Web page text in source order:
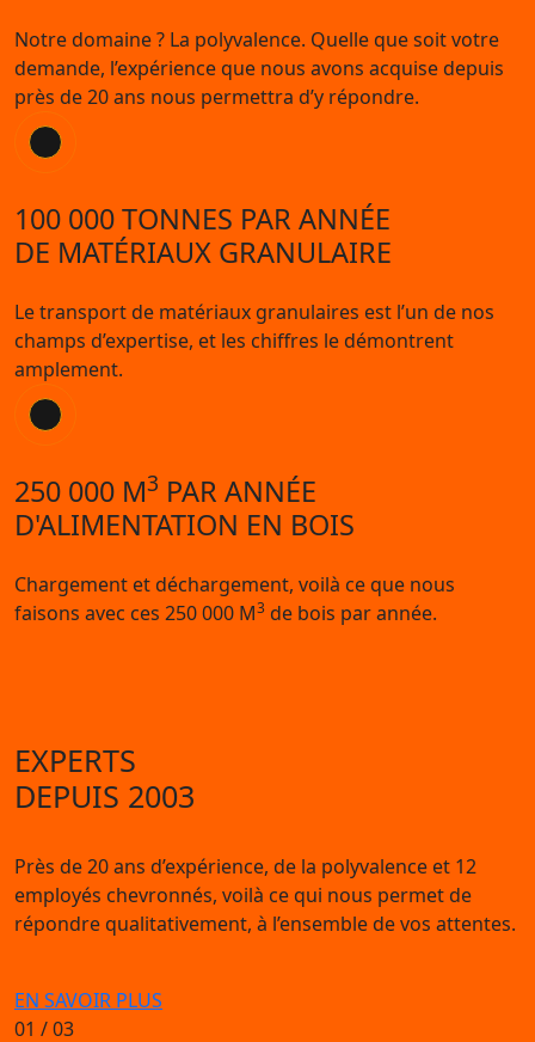
Notre domaine ? La polyvalence. Quelle que soit votre
demande, l’expérience que nous avons acquise depuis
près de 20 ans nous permettra d’y répondre.
100 000 TONNES PAR ANNÉE
DE MATÉRIAUX GRANULAIRE
Le transport de matériaux granulaires est l’un de nos
champs d’expertise, et les chiffres le démontrent
amplement.
250 000 M3 PAR ANNÉE
D'ALIMENTATION EN BOIS
Chargement et déchargement, voilà ce que nous
faisons avec ces 250 000 M3 de bois par année.
EXPERTS
DEPUIS 2003
Près de 20 ans d’expérience, de la polyvalence et 12
employés chevronnés, voilà ce qui nous permet de
répondre qualitativement, à l’ensemble de vos attentes.
EN SAVOIR PLUS
01 / 03